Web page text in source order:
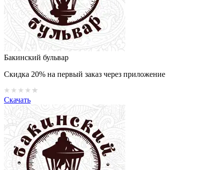
Бакинский бульвар
Скидка 20% на первый заказ через приложение
Скачать